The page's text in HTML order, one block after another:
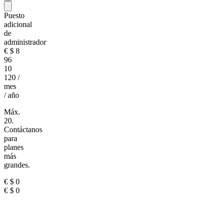
Puesto
adicional
de
administrador
€ $ 8
96
10
120 /
mes
/ año
Máx.
20.
Contáctanos
para
planes
más
grandes.
€ $ 0
€ $ 0